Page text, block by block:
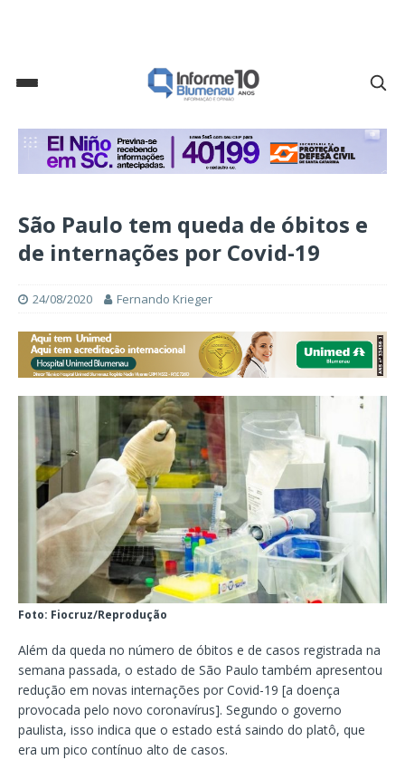
São Paulo tem queda de óbitos e
de internações por Covid-19
24/08/2020 Fernando Krieger
Foto: Fiocruz/Reprodução
Além da queda no número de óbitos e de casos registrada na
semana passada, o estado de São Paulo também apresentou
redução em novas internações por Covid-19 [a doença
provocada pelo novo coronavírus]. Segundo o governo
paulista, isso indica que o estado está saindo do platô, que
era um pico contínuo alto de casos.